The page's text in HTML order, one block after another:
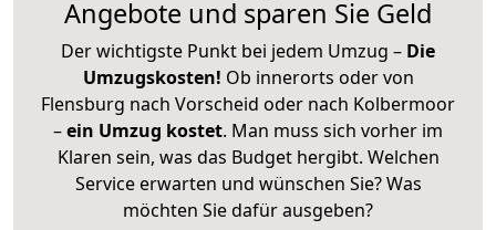
Angebote und sparen Sie Geld
Der wichtigste Punkt bei jedem Umzug – Die
Umzugskosten! Ob innerorts oder von
Flensburg nach Vorscheid oder nach Kolbermoor
–ein Umzug kostet. Man muss sich vorher im
Klaren sein, was das Budget hergibt. Welchen
Service erwarten und wünschen Sie? Was
möchten Sie dafür ausgeben?